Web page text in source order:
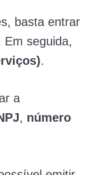
basta entrar
Em seguida,
.
a
, número